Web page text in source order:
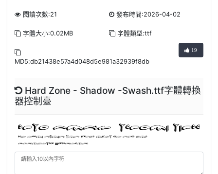
閱讀次數:21 發布時間:2026-04-02
字體大小:0.02MB 字體類型:ttf
MD5:db21438e57a4d048d5e981a32939f8db
19
Hard Zone - Shadow -Swash.ttf字體轉換
器控制臺